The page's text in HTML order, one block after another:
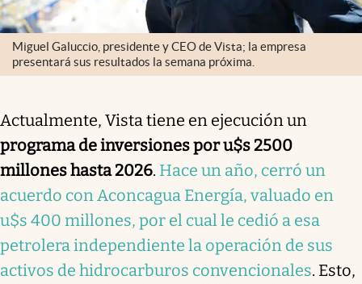
Miguel Galuccio, presidente y CEO de Vista; la empresa
presentará sus resultados la semana próxima.
Actualmente, Vista tiene en ejecución un
programa de inversiones por u$s 2500
millones hasta 2026. Hace un año, cerró un
acuerdo con Aconcagua Energía, valuado en
u$s 400 millones, por el cual le cedió a esa
petrolera independiente la operación de sus
activos de hidrocarburos convencionales. Esto,